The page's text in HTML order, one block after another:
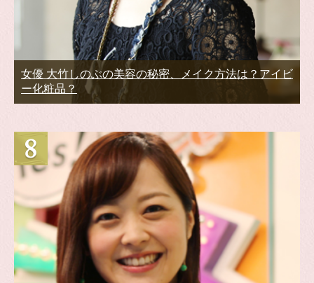
女優 大竹しのぶの美容の秘密、メイク方法は？アイビ
ー化粧品？